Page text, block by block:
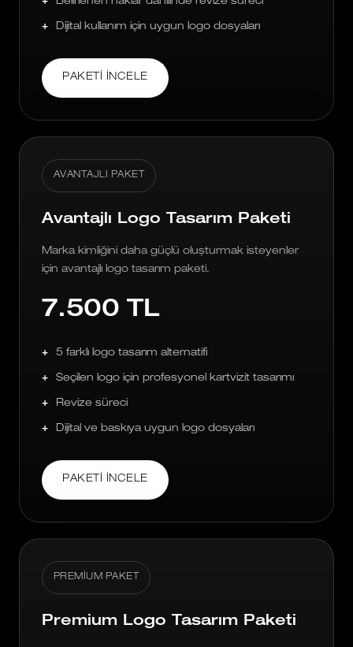
Dijital kullanım için uygun logo dosyaları
PAKETI İNCELE
AVANTAJLI PAKET
Avantajlı Logo Tasarım Paketi
Marka kimliğini daha güçlü oluşturmak isteyenler
için avantajlı logo tasarım paketi.
7.500 TL
5 farklı logo tasarım alternatifi
Seçilen logo için profesyonel kartvizit tasarımı
Revize süreci
Dijital ve baskıya uygun logo dosyaları
PAKETI İNCELE
PREMIUM PAKET
Premium Logo Tasarım Paketi